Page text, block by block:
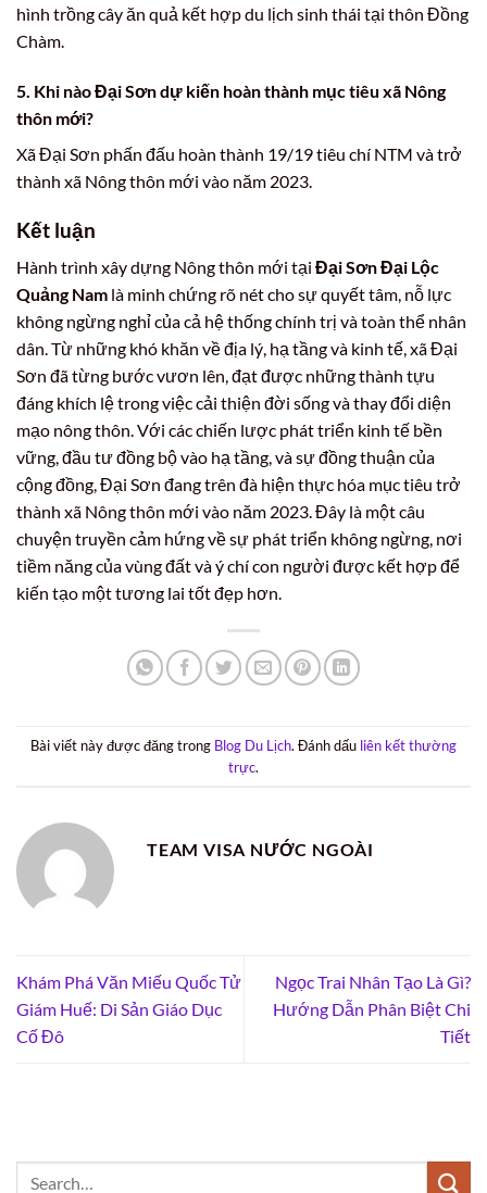
hình trồng cây ăn quả kết hợp du lịch sinh thái tại thôn Đồng
Chàm.
5. Khi nào Đại Sơn dự kiến hoàn thành mục tiêu xã Nông
thôn mới?
Xã Đại Sơn phấn đấu hoàn thành 19/19 tiêu chí NTM và trở
thành xã Nông thôn mới vào năm 2023.
Kết luận
Hành trình xây dựng Nông thôn mới tại Đại Sơn Đại Lộc
Quảng Nam là minh chứng rõ nét cho sự quyết tâm, nỗ lực
không ngừng nghỉ của cả hệ thống chính trị và toàn thể nhân
dân. Từ những khó khăn về địa lý, hạ tầng và kinh tế, xã Đại
Sơn đã từng bước vươn lên, đạt được những thành tựu
đáng khích lệ trong việc cải thiện đời sống và thay đổi diện
mạo nông thôn. Với các chiến lược phát triển kinh tế bền
vững, đầu tư đồng bộ vào hạ tầng, và sự đồng thuận của
cộng đồng, Đại Sơn đang trên đà hiện thực hóa mục tiêu trở
thành xã Nông thôn mới vào năm 2023. Đây là một câu
chuyện truyền cảm hứng về sự phát triển không ngừng, nơi
tiềm năng của vùng đất và ý chí con người được kết hợp để
kiến tạo một tương lai tốt đẹp hơn.
Bài viết này được đăng trong Blog Du Lịch. Đánh dấu liên kết thường
trực.
TEAM VISA NƯỚC NGOÀI
Khám Phá Văn Miếu Quốc Tử
Giám Huế: Di Sản Giáo Dục
Cố Đô
Ngọc Trai Nhân Tạo Là Gì?
Hướng Dẫn Phân Biệt Chi
Tiết